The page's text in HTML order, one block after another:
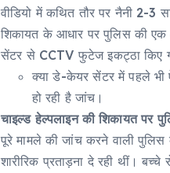
वीडियो में कथित तौर पर नैनी 2-3
शिकायत के आधार पर पुलिस की एक
सेंटर से CCTV फुटेज इकट्ठा किए
क्या डे-केयर सेंटर में पहले भी
हो रही है जांच।
चाइल्ड हेल्पलाइन की शिकायत पर
पूरे मामले की जांच करने वाली
शारीरिक प्रताड़ना दे रही थीं।